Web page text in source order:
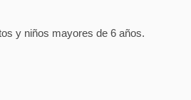
y niños mayores de 6 años.